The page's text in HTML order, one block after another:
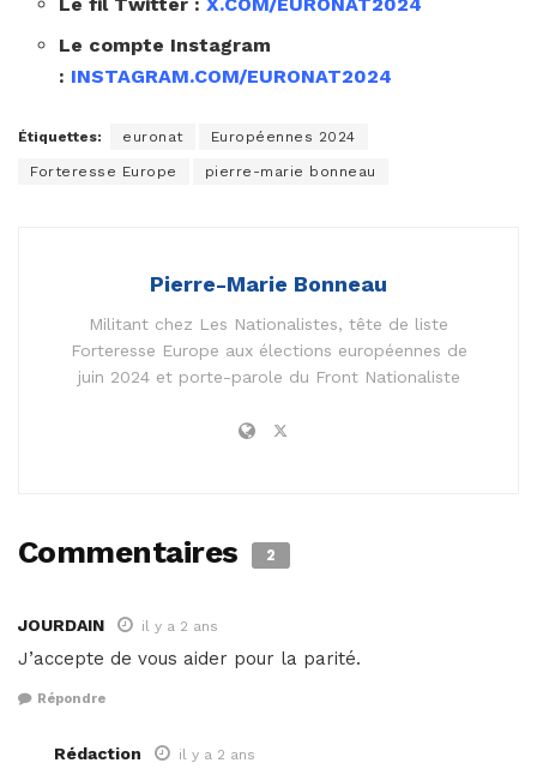
Le compte Instagram
: INSTAGRAM.COM/EURONAT2024
Étiquettes: euronat Européennes 2024
Forteresse Europe pierre-marie bonneau
Pierre-Marie Bonneau
Militant chez Les Nationalistes, tête de liste
Forteresse Europe aux élections européennes de
juin 2024 et porte-parole du Front Nationaliste
Commentaires 2
JOURDAIN il y a 2 ans
J’accepte de vous aider pour la parité.
Répondre
Rédaction il y a 2 ans